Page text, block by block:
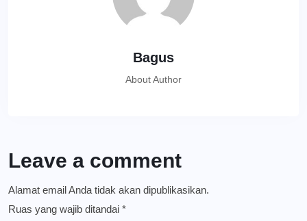
Bagus
About Author
Leave a comment
Alamat email Anda tidak akan dipublikasikan.
Ruas yang wajib ditandai *